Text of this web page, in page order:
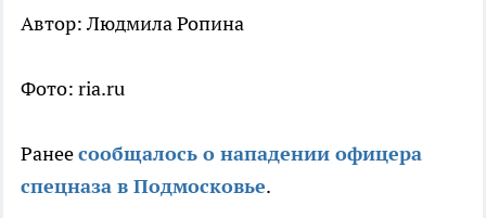
Автор: Людмила Ропина
Фото: ria.ru
Ранеесообщалось о нападении офицера
спецназа в Подмосковье.